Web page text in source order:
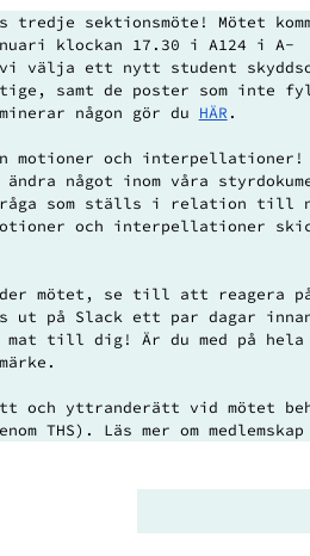
sektionsmöte! Mötet
klockan 17.30 i A124 i A-
vi välja ett nytt student
samt de poster som inte
någon gör du HÄR .
motioner och interpellationer!
något inom våra
som ställs i relation till
och interpellationer
mötet, se till att reagera
ut på Slack ett par dagar
till dig! Är du med på hela
och yttranderätt vid mötet
THS). Läs mer om medlemskap